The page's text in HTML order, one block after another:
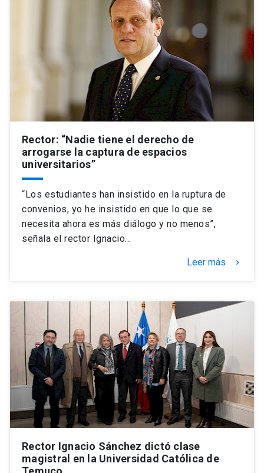
Rector: “Nadie tiene el derecho de
arrogarse la captura de espacios
universitarios”
“Los estudiantes han insistido en la ruptura de
convenios, yo he insistido en que lo que se
necesita ahora es más diálogo y no menos”,
señala el rector Ignacio…
Leer más keyboard_arrow_right
Rector Ignacio Sánchez dictó clase
magistral en la Universidad Católica de